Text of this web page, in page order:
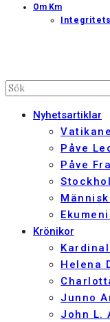
Om Km
Nyhetsartiklar
Påve
Påve
Krönikor
Helena
Junno
John L.